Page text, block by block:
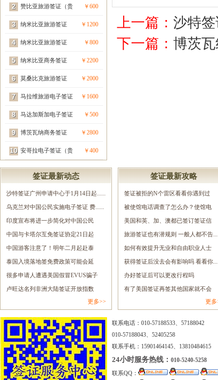
赞比亚旅游签证（贵
宾签）
￥600
2
纳米比亚旅游签证
（贵宾签）
￥1200
3
纳米比亚旅游签证 ￥800
4
纳米比亚商务签证
（贵宾签）
￥2200
5
莫桑比克旅游签证
（贵宾签）
￥2000
6
马拉维旅游电子签证
（贵宾签）
￥1600
7
马达加斯加电子签证
（贵宾签）
￥500
8
博茨瓦纳商务签证
（贵宾签）
￥2800
9
安哥拉电子签证（贵
宾签）
￥400
10
上一篇： 沙特
下一篇： 博茨
签证最新动态
沙特签证广州申请中心于1月14日起......
乌克兰对中国公民实施电子签证 费......
印度宣布将进一步简化对中国公民
签......
中国与卡塔尔互免签证协定21日起
正......
中国游客注意了！明年二月起赴泰
旅......
泰国入境落地签免费政策可能会延
长......
很多申请人遭遇美国假冒EVUS骗子
网......
卢旺达名列非洲大陆签证开放指数
更多>>
签证最新攻略
签证被拒的N个雷区看看你遇到过
几......
被使馆电话调查了怎么办？使馆电
调......
美国和英、加、澳都已签订签证信
息......
旅游签证也有潜规则 一般人都不告
如何有效提升无业和自由职业人士
的......
获得签证后没去会有影响吗 看看你
办好签证后可以更改行程吗
有了美国签证再签其他国家就不会
更多
联系电话：010-57188533、57188042
010-57188043、52405258
联系手机：15901464145、13810484615
24小时服务热线： 010-5240-5258
联系QQ：